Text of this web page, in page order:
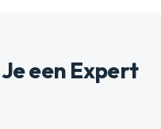
een Expert